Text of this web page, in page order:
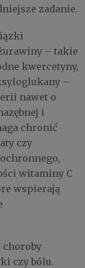
zadanie.
– takie
kwercetyny,
–
nawet o
i
chronić
czy
witaminy C
wspierają
choroby
czy bólu.